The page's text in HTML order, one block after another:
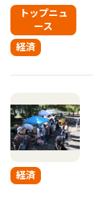
トップニュ
ース
経済
経済